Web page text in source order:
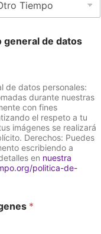
de datos
de datos personales:
durante nuestras
con fines
el respeto a tu
imágenes se realizará
escribiendo a
en nuestra
politica-de-
*